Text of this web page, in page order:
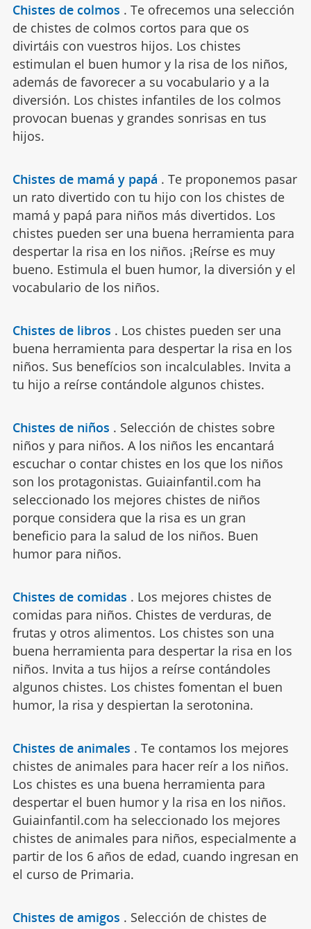
Chistes de colmos . Te ofrecemos una selección
de chistes de colmos cortos para que os
divirtáis con vuestros hijos. Los chistes
estimulan el buen humor y la risa de los niños,
además de favorecer a su vocabulario y a la
diversión. Los chistes infantiles de los colmos
provocan buenas y grandes sonrisas en tus
hijos.
Chistes de mamá y papá . Te proponemos pasar
un rato divertido con tu hijo con los chistes de
mamá y papá para niños más divertidos. Los
chistes pueden ser una buena herramienta para
despertar la risa en los niños. ¡Reírse es muy
bueno. Estimula el buen humor, la diversión y el
vocabulario de los niños.
Chistes de libros . Los chistes pueden ser una
buena herramienta para despertar la risa en los
niños. Sus benefícios son incalculables. Invita a
tu hijo a reírse contándole algunos chistes.
Chistes de niños . Selección de chistes sobre
niños y para niños. A los niños les encantará
escuchar o contar chistes en los que los niños
son los protagonistas. Guiainfantil.com ha
seleccionado los mejores chistes de niños
porque considera que la risa es un gran
beneficio para la salud de los niños. Buen
humor para niños.
Chistes de comidas . Los mejores chistes de
comidas para niños. Chistes de verduras, de
frutas y otros alimentos. Los chistes son una
buena herramienta para despertar la risa en los
niños. Invita a tus hijos a reírse contándoles
algunos chistes. Los chistes fomentan el buen
humor, la risa y despiertan la serotonina.
Chistes de animales . Te contamos los mejores
chistes de animales para hacer reír a los niños.
Los chistes es una buena herramienta para
despertar el buen humor y la risa en los niños.
Guiainfantil.com ha seleccionado los mejores
chistes de animales para niños, especialmente a
partir de los 6 años de edad, cuando ingresan en
el curso de Primaria.
Chistes de amigos . Selección de chistes de